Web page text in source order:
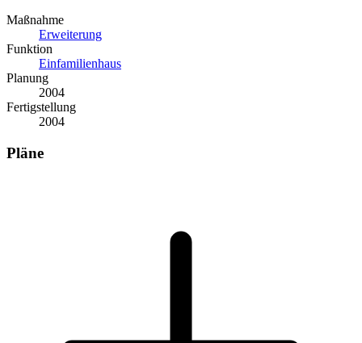
Maßnahme
Erweiterung
Funktion
Einfamilienhaus
Planung
2004
Fertigstellung
2004
Pläne